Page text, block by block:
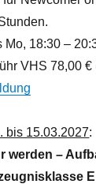
18:30 –
VHS 78,00 €
bis 15.03.2027:
werden –
E